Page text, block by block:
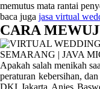
memutus mata rantai
baca juga jasa virtual
CARA
Apakah salah menikah
peraturan kebersihan,
DKI Jakarta Anies